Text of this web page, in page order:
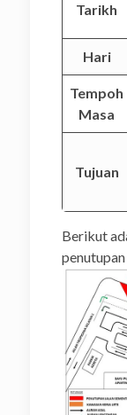
Tarikh
Hari
Tempoh
Masa
Tujuan
Berikut